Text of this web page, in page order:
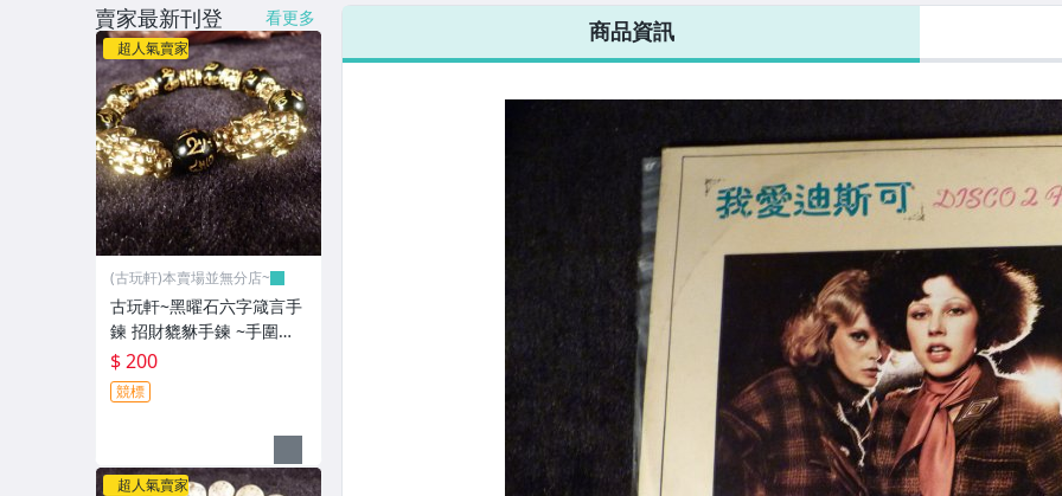
商品資訊
賣家最新刊登 看更多
超人氣賣家
(古玩軒)本賣場並無分店~
古玩軒~黑曜石六字箴言手
鍊 招財貔貅手鍊 ~手圍約~
19-20~GGG97
$ 200
競標
超人氣賣家